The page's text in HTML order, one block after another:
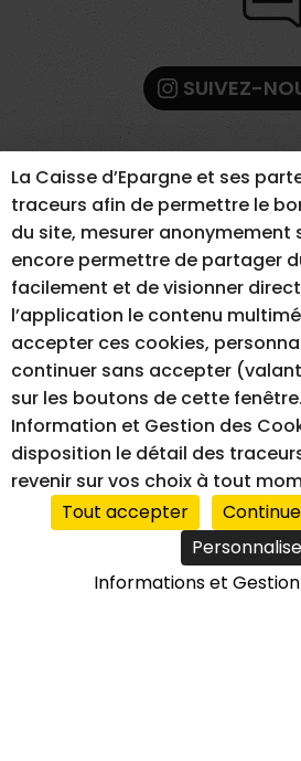
SUIVEZ-
MENTIONS LÉGALES
ACCESSIBILITÉ – NON
RÉALISATION DU SITE
La Caisse d’Epargne et ses
traceurs afin de permettre le
du site, mesurer anonymement
encore permettre de partager
facilement et de visionner
l’application le contenu
accepter ces cookies,
continuer sans accepter
sur les boutons de cette
Information et Gestion des
disposition le détail des
revenir sur vos choix à tout
Tout accepter
Informations et